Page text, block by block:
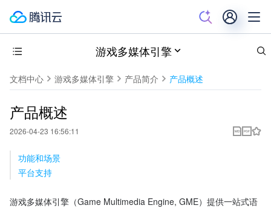
游戏多媒体引擎
文档中心 游戏多媒体引擎 产品简介 产品概述
产品概述
2026-04-23 16:56:11
功能和场景
平台支持
游戏多媒体引擎（Game Multimedia Engine, GME）提供一站式语